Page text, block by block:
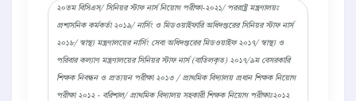
২০তম বিসিএস/ সিনিয়র স্টাফ নার্স নিয়োগ পরীক্ষা-২০২১/ পররাষ্ট্র মন্ত্রণালয়ঃ
প্রশাসনিক কর্মকর্তা ২০১৯/ নার্সিং ও মিডওয়াইফারি অধিদপ্তরের সিনিয়র স্টাফ নার্স
২০১৮/ স্বাস্থ্য মন্ত্রণালয়ের নার্সিং সেবা অধিদপ্তরের মিডওয়াইফ ২০১৭/ স্বাস্থ্য ও
পরিবার কল্যাণ মন্ত্রণালয়ের সিনিয়র স্টাফ নার্স (বাতিলকৃত) ২০১৭/৯ম বেসরকারি
শিক্ষক নিবন্ধন ও প্রত্যয়ন পরীক্ষা ২০১৩ / প্রাথমিক বিদ্যালয় প্রধান শিক্ষক নিয়োগ
পরীক্ষা ২০১২ - বরিশাল/ প্রাথমিক বিদ্যালয় সহকারী শিক্ষক নিয়োগ পরীক্ষাঃ২০১২